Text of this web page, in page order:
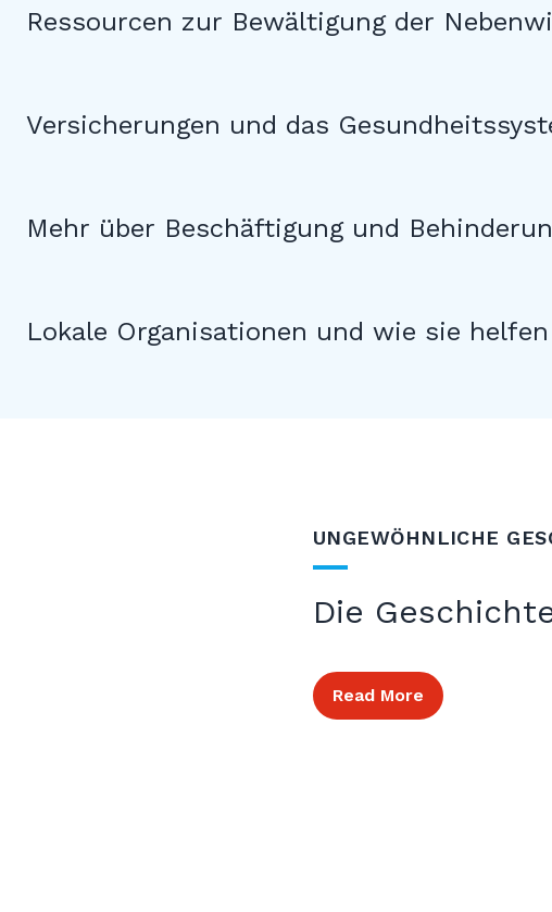
Ressourcen zur Bewältigung der
Versicherungen und das
Mehr über Beschäftigung und
Lokale Organisationen und wie sie
UNGEWÖHNLICHE
Die
Read More